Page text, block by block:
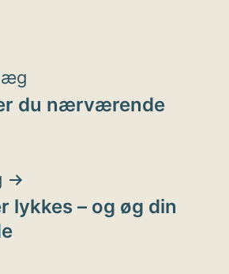
du nærværende
lykkes – og øg din